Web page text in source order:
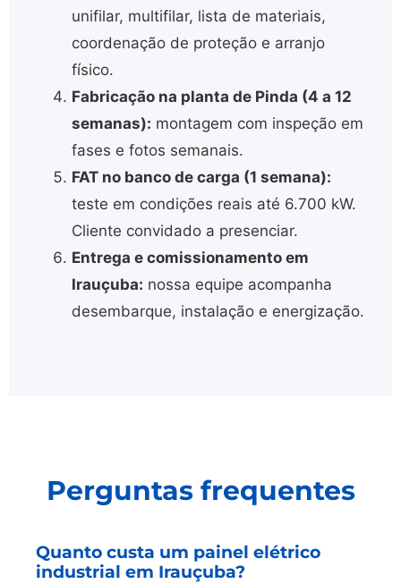
unifilar, multifilar, lista de materiais,
coordenação de proteção e arranjo
físico.
Fabricação na planta de Pinda (4 a 12
semanas): montagem com inspeção em
fases e fotos semanais.
FAT no banco de carga (1 semana):
teste em condições reais até 6.700 kW.
Cliente convidado a presenciar.
Entrega e comissionamento em
Irauçuba: nossa equipe acompanha
desembarque, instalação e energização.
Perguntas frequentes
Quanto custa um painel elétrico
industrial em Irauçuba?